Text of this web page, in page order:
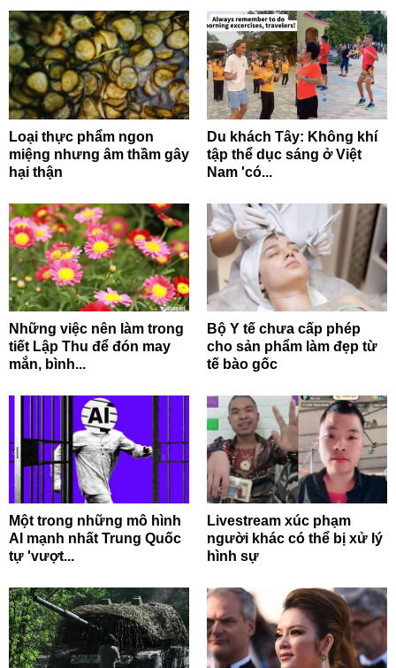
Loại thực phẩm ngon
miệng nhưng âm thầm gây
hại thận
Du khách Tây: Không khí
tập thể dục sáng ở Việt
Nam 'có...
Những việc nên làm trong
tiết Lập Thu để đón may
mắn, bình...
Bộ Y tế chưa cấp phép
cho sản phẩm làm đẹp từ
tế bào gốc
Một trong những mô hình
AI mạnh nhất Trung Quốc
tự 'vượt...
Livestream xúc phạm
người khác có thể bị xử lý
hình sự